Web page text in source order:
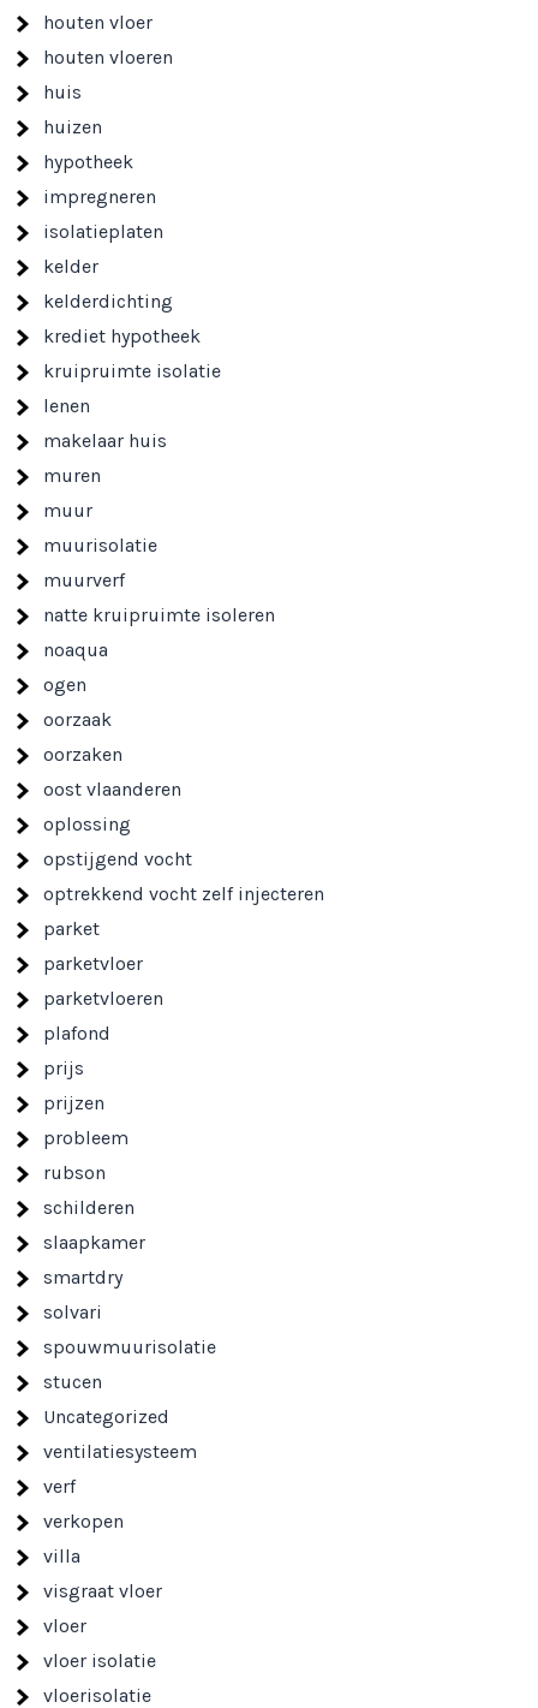
houten vloer
houten vloeren
huis
huizen
hypotheek
impregneren
isolatieplaten
kelder
kelderdichting
krediet hypotheek
kruipruimte isolatie
lenen
makelaar huis
muren
muur
muurisolatie
muurverf
natte kruipruimte isoleren
noaqua
ogen
oorzaak
oorzaken
oost vlaanderen
oplossing
opstijgend vocht
optrekkend vocht zelf injecteren
parket
parketvloer
parketvloeren
plafond
prijs
prijzen
probleem
rubson
schilderen
slaapkamer
smartdry
solvari
spouwmuurisolatie
stucen
Uncategorized
ventilatiesysteem
verf
verkopen
villa
visgraat vloer
vloer
vloer isolatie
vloerisolatie